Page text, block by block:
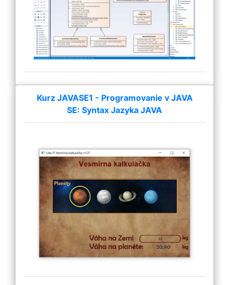
Kurz JAVASE1 - Programovanie v JAVA
SE: Syntax Jazyka JAVA